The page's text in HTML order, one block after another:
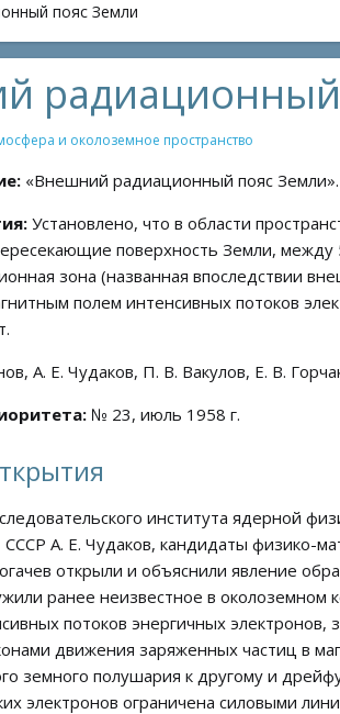
пояс Земли
и околоземное пространство
«Внешний радиационный пояс Земли».
Установлено, что в области
поверхность Земли,
зона (названная впоследствии
полем интенсивных потоков
А. Е. Чудаков, П. В. Вакулов, Е. В.
№ 23, июль 1958 г.
института ядерной
А. Е. Чудаков, кандидаты физико-
открыли и объяснили явление
ранее неизвестное в околоземном
потоков энергичных
движения заряженных частиц в
земного полушария к другому и
электронов ограничена силовыми